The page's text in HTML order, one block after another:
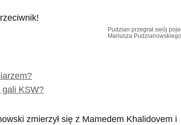
Pudzian przegrał swój
Mariusza Pudzianowskiego
gali KSW?
zmierzył się z Mamedem Khalidovem i